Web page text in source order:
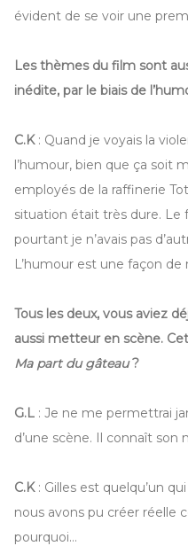
évident de se voir une
Les thèmes du film sont
inédite, par le biais de
C.K : Quand je voyais la
l’humour, bien que ça soit
employés de la raffinerie
situation était très dure. Le
pourtant je n’avais pas
L’humour est une façon
Tous les deux, vous aviez
aussi metteur en scène.
Ma part du gâteau?
G.L : Je ne me permettrai
d’une scène. Il connaît son
C.K : Gilles est quelqu’un
nous avons pu créer réelle
pourquoi…